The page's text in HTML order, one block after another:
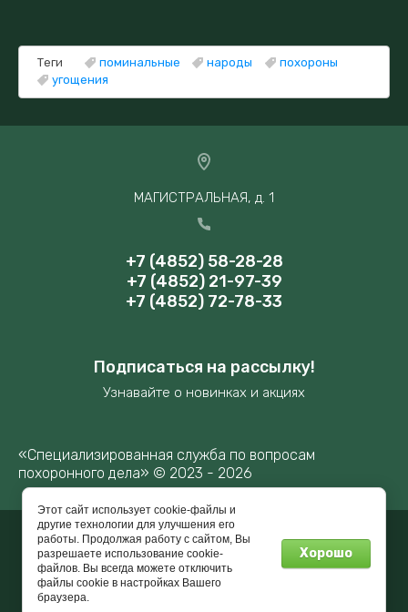
Теги поминальные народы
похороны
угощения
«Специализированная служба по вопросам
похоронного дела» © 2023 - 2026
МАГИСТРАЛЬНАЯ, д. 1
+7 (4852) 58-28-28
+7 (4852) 21-97-39
+7 (4852) 72-78-33
Подписаться на рассылку!
Узнавайте о новинках и акциях
Мегагрупп.ру
Этот сайт использует cookie-файлы и
другие технологии для улучшения его
работы. Продолжая работу с сайтом, Вы
разрешаете использование cookie-
файлов. Вы всегда можете отключить
файлы cookie в настройках Вашего
браузера.
Хорошо